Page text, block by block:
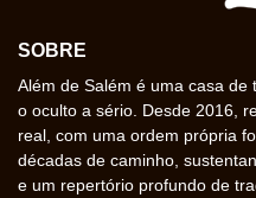
SOBRE
Além de Salém é uma casa
o oculto a sério. Desde 2016,
real, com uma ordem própria
décadas de caminho,
e um repertório profundo de